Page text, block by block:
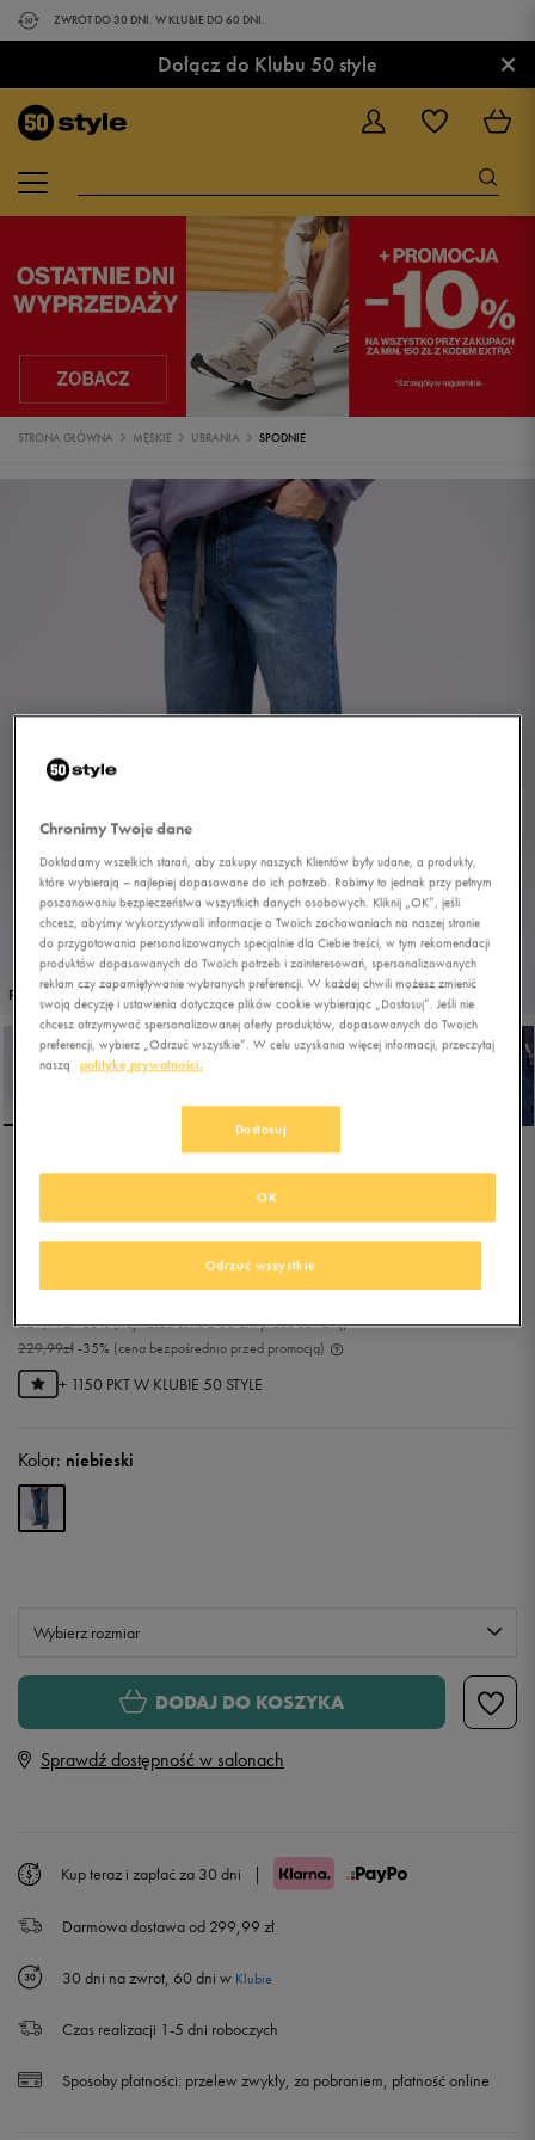
ZWROT DO 30 DNI. W KLUBIE DO 60 DNI.
Dołącz do Klubu 50 style ×
STRONA GŁÓWNA MĘSKIE UBRANIA SPODNIE
PROMO: DO -30%
PROSTO SPODNIE JEANS
229,99zł-35% (cena bezpośrednio przed promocją)
229,99zł-35%(najniższa cena z 30 dni przed obniżką)
149,49złz Vat
+ 1150 PKT W KLUBIE 50 STYLE
Kolor: niebieski
Wybierz rozmiar
32
34
DODAJ DO KOSZYKA
Sprawdź dostępność w salonach
Kup teraz i zapłać za 30 dni |
Darmowa dostawa od 299,99 zł
30 dni na zwrot, 60 dni w Klubie
Czas realizacji 1-5 dni roboczych
Sposoby płatności: przelew zwykły, za pobraniem, płatność online
Chronimy Twoje dane
Dokładamy wszelkich starań, aby zakupy naszych Klientów były udane, a produkty,
które wybierają – najlepiej dopasowane do ich potrzeb. Robimy to jednak przy pełnym
poszanowaniu bezpieczeństwa wszystkich danych osobowych. Kliknij „OK”, jeśli
chcesz, abyśmy wykorzystywali informacje o Twoich zachowaniach na naszej stronie
do przygotowania personalizowanych specjalnie dla Ciebie treści, w tym rekomendacji
produktów dopasowanych do Twoich potrzeb i zainteresowań, spersonalizowanych
reklam czy zapamiętywanie wybranych preferencji. W każdej chwili możesz zmienić
swoją decyzję i ustawienia dotyczące plików cookie wybierając „Dostosuj”. Jeśli nie
chcesz otrzymywać spersonalizowanej oferty produktów, dopasowanych do Twoich
preferencji, wybierz „Odrzuć wszystkie”. W celu uzyskania więcej informacji, przeczytaj
naszą
politykę prywatności.
Dostosuj
Odrzuć wszystkie
OK